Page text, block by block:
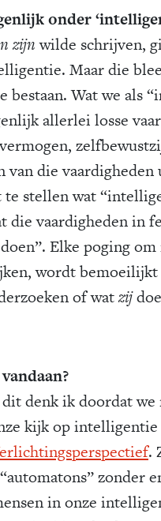
onder
zijnwilde schrijven,
Maar die
bestaan. Wat we als
allerlei losse
van die
te stellen wat
die vaardigheden in
Elke poging
wordt
of watzij
denk ik doordat we
kijk op intelligentie
.
zonder
in onze